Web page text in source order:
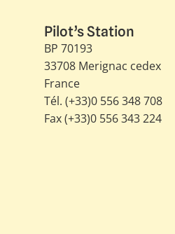
Pilot’s Station
BP 70193
33708 Merignac cedex
France
Tél. (+33)0 556 348 708
Fax (+33)0 556 343 224